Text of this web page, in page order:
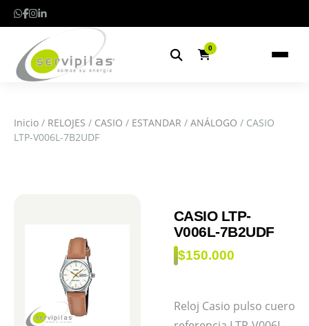
0
Inicio / RELOJES / CASIO / ESTANDAR / ANÁLOGO / CASIO
LTP-V006L-7B2UDF
CASIO LTP-
V006L-7B2UDF
$150.000
Reloj Casio pulso cuero